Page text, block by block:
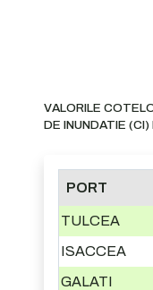
VALORILE
DE INUNDATIE
PORT
TULCEA
ISACCEA
GALATI